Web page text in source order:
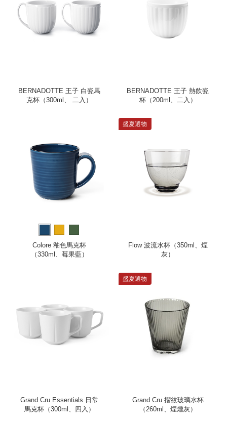
BERNADOTTE 王子 白瓷馬
克杯（300ml、 二入）
BERNADOTTE 王子 熱飲瓷
杯（200ml、二入）
Colore 釉色馬克杯
（330ml、莓果藍）
盛夏選物
Flow 波流水杯（350ml、煙
灰）
Grand Cru Essentials 日常
馬克杯（300ml、四入）
盛夏選物
Grand Cru 摺紋玻璃水杯
（260ml、煙燻灰）